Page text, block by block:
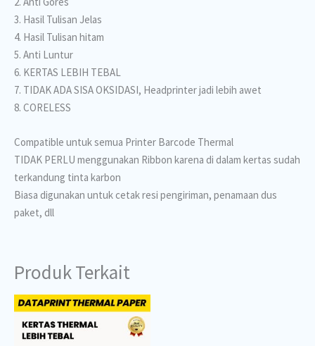
3. Hasil Tulisan Jelas
4. Hasil Tulisan hitam
5. Anti Luntur
6. KERTAS LEBIH TEBAL
7. TIDAK ADA SISA OKSIDASI, Headprinter jadi lebih awet
8. CORELESS
Compatible untuk semua Printer Barcode Thermal
TIDAK PERLU menggunakan Ribbon karena di dalam kertas sudah
terkandung tinta karbon
Biasa digunakan untuk cetak resi pengiriman, penamaan dus
paket, dll
Produk Terkait